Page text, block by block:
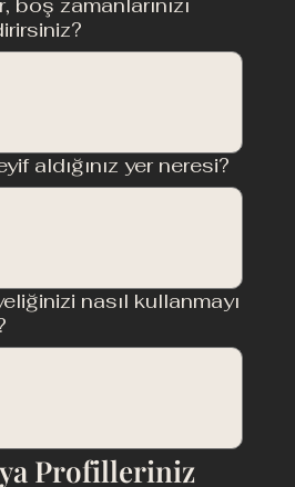
aldığınız yer neresi?
nasıl kullanmayı
Profilleriniz